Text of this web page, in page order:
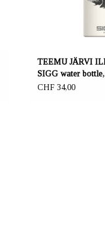
TEEMU JÄRVI
SIGG water
CHF 34,00